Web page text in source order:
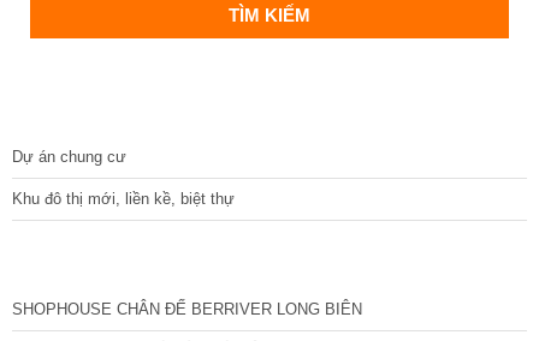
Dự án chung cư
Khu đô thị mới, liền kề, biệt thự
SHOPHOUSE CHÂN ĐẾ BERRIVER LONG BIÊN